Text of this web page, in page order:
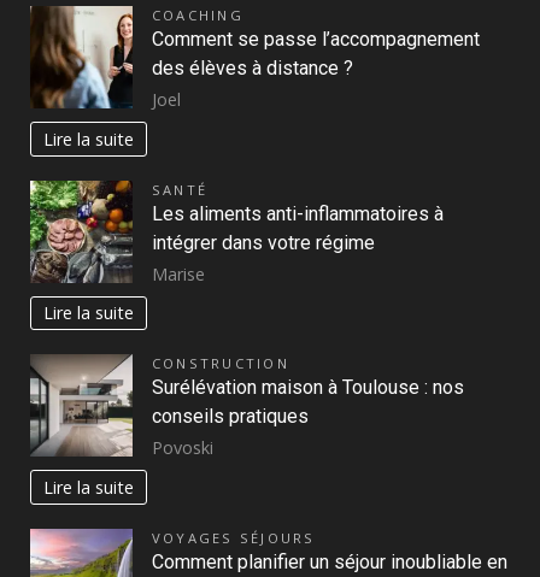
COACHING
Comment se passe l’accompagnement
des élèves à distance ?
Joel
Lire la suite
SANTÉ
Les aliments anti-inflammatoires à
intégrer dans votre régime
Marise
Lire la suite
CONSTRUCTION
Surélévation maison à Toulouse : nos
conseils pratiques
Povoski
Lire la suite
VOYAGES SÉJOURS
Comment planifier un séjour inoubliable en